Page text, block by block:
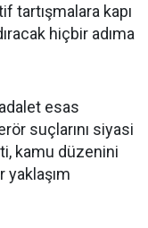
tartışmalara kapı
hiçbir adıma
esas
suçlarını siyasi
kamu düzenini